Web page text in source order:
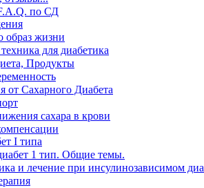
по СД
образ жизни
для диабетика
Продукты
Сахарного Диабета
сахара в крови
I типа
1 тип. Общие темы.
и лечение при инсулинозависимом